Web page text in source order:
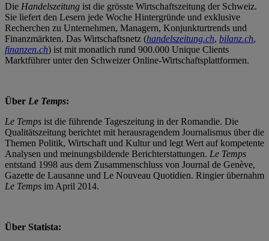
Die Handelszeitung ist die grösste Wirtschaftszeitung der Schweiz.
Sie liefert den Lesern jede Woche Hintergründe und exklusive
Recherchen zu Unternehmen, Managern, Konjunkturtrends und
Finanzmärkten. Das Wirtschaftsnetz (handelszeitung.ch, bilanz.ch,
finanzen.ch) ist mit monatlich rund 900.000 Unique Clients
Marktführer unter den Schweizer Online-Wirtschaftsplattformen.
Über Le Temps:
Le Temps ist die führende Tageszeitung in der Romandie. Die
Qualitätszeitung berichtet mit herausragendem Journalismus über die
Themen Politik, Wirtschaft und Kultur und legt Wert auf kompetente
Analysen und meinungsbildende Berichterstattungen. Le Temps
entstand 1998 aus dem Zusammenschluss von Journal de Genève,
Gazette de Lausanne und Le Nouveau Quotidien. Ringier übernahm
Le Temps im April 2014.
Über Statista: